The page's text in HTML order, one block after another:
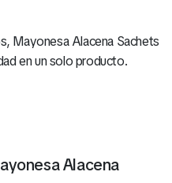
Mayonesa Alacena Sachets
en un solo producto.
Alacena